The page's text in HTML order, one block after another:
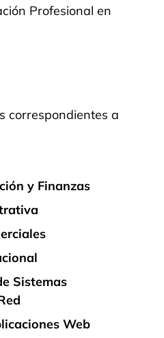
Profesional en
correspondientes a
y Finanzas
Sistemas
Web